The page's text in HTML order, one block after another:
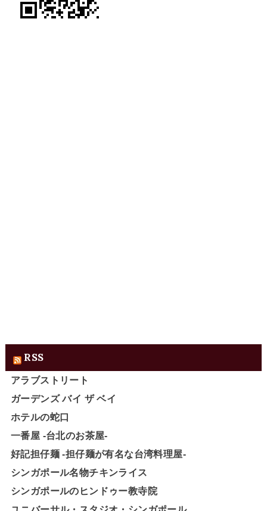
RSS
アラブストリート
ガーデンズ バイ ザ ベイ
ホテルの蛇口
一番屋 -台北のお茶屋-
好記担仔麺 -担仔麺が有名な台湾料理屋-
シンガポール名物チキンライス
シンガポールのヒンドゥー教寺院